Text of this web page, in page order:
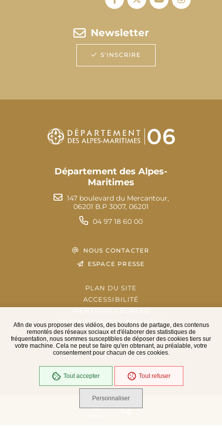
Afin de vous proposer des vidéos, des boutons de partage, des contenus
remontés des réseaux sociaux et d'élaborer des statistiques de
fréquentation, nous sommes susceptibles de déposer des cookies tiers sur
votre machine. Cela ne peut se faire qu'en obtenant, au préalable, votre
consentement pour chacun de ces cookies.
Tout accepter Tout refuser
Personnaliser
Newsletter
S'INSCRIRE
Département des Alpes-
Maritimes
147 boulevard du Mercantour,
06201 B.P 3007, 06201
04 97 18 60 00
NOUS CONTACTER
ESPACE PRESSE
PLAN DU SITE
ACCESSIBILITÉ
PROTECTION DES DONNÉES
EXTRANET
GESTION DES COOKIES
En cours